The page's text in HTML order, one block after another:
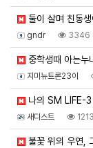
둘이 살며 친동
gndr 3346
중학생때 아는누
지미뉴트론23이
나의 SM LIFE-
새디스트 1213
불꽃 위의 우연,